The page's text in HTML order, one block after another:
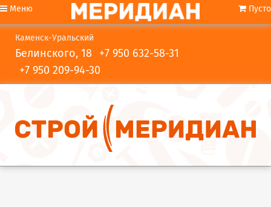
Меню Пусто
Каменск-Уральский
Белинского, 18 +7 950 632-58-31
+7 950 209-94-30